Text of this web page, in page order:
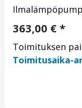
363,00 € *
Toimituksen
Toimitusaika-